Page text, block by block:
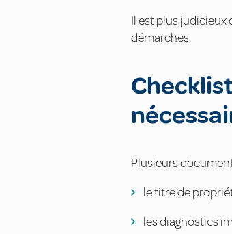
Il est plus judicieux
démarches.
Plusieurs
le titre de
les diagnostics